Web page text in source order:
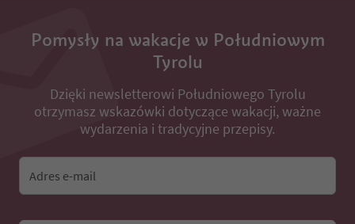
Pomysły na wakacje w Południowym
Tyrolu
Dzięki newsletterowi Południowego Tyrolu
otrzymasz wskazówki dotyczące wakacji, ważne
wydarzenia i tradycyjne przepisy.
Adres e-mail